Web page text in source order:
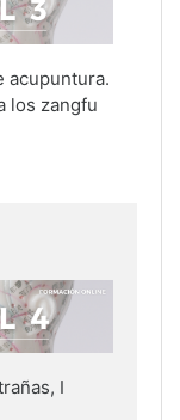
acupuntura.
los zangfu
I